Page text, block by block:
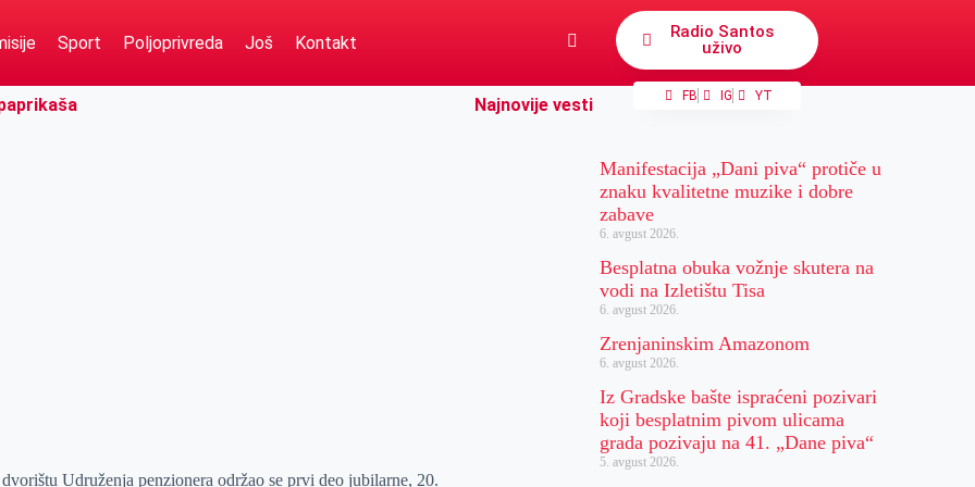
Sport Poljoprivreda Još Kontakt
Radio Santos
uživo
FB IG YT
Udruženja penzionera održao se prvi deo jubilarne, 20.
Najnovije vesti
Manifestacija „Dani piva“ protiče u
znaku kvalitetne muzike i dobre
zabave
6. avgust 2026.
Besplatna obuka vožnje skutera na
vodi na Izletištu Tisa
6. avgust 2026.
Zrenjaninskim Amazonom
6. avgust 2026.
Iz Gradske bašte ispraćeni pozivari
koji besplatnim pivom ulicama
grada pozivaju na 41. „Dane piva“
5. avgust 2026.